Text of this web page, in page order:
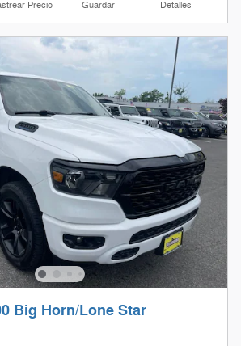
Precio Guardar Detalles
Big Horn/Lone Star